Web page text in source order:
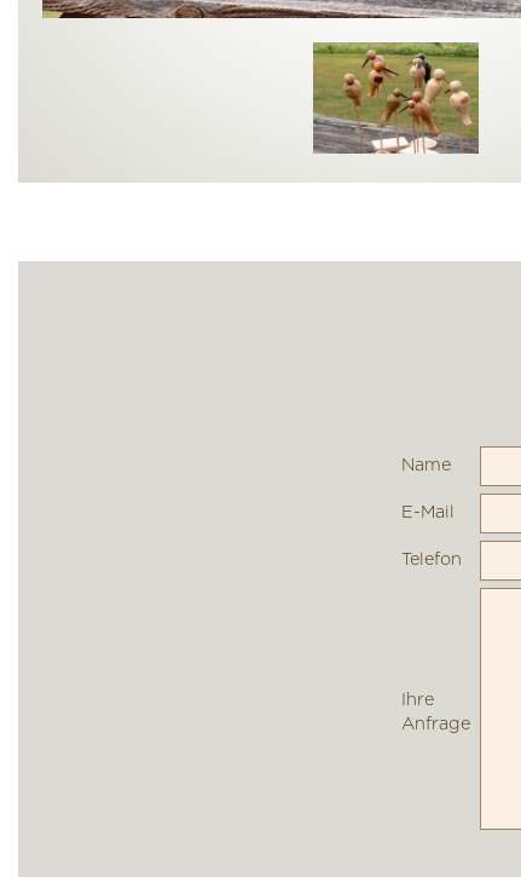
Name
E-Mail
Telefon
Ihre
Anfrage